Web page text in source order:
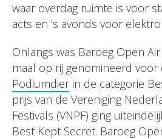
waar overdag ruimte is voor
acts en ’s avonds voor
Onlangs was Baroeg Open
maal op rij genomineerd voor
Podiumdierin de categorie
prijs van de Vereniging
Festivals (VNPF) ging
Best Kept Secret. Baroeg